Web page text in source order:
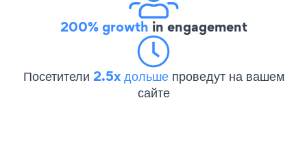
200% growth in engagement
Посетители 2.5x дольше проведут на вашем
сайте